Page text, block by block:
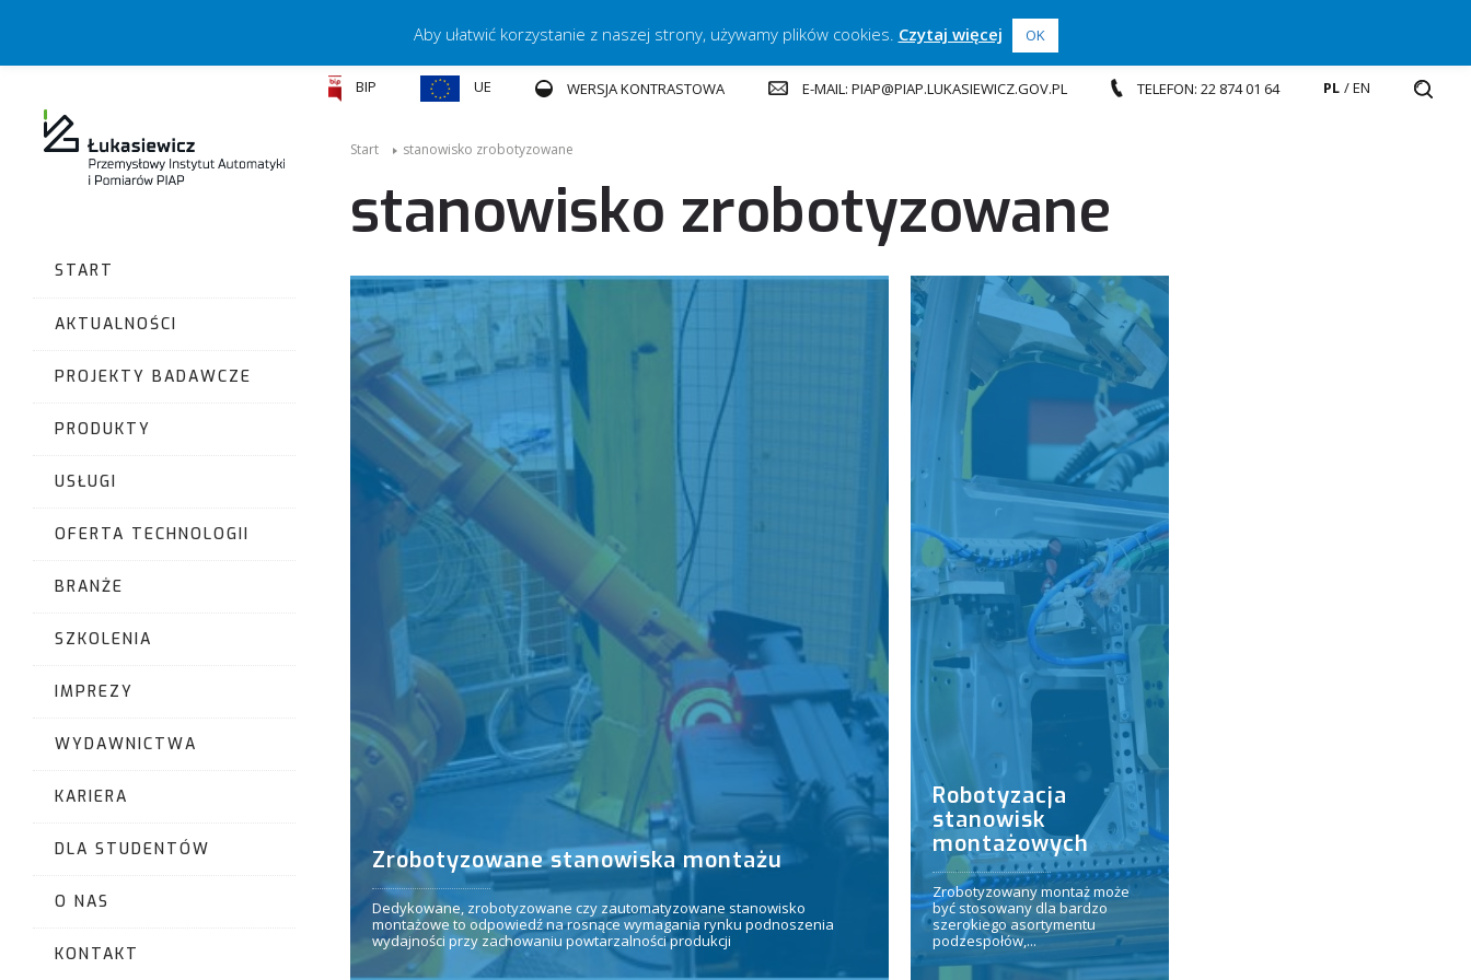
START
AKTUALNOŚCI
PROJEKTY BADAWCZE
PRODUKTY
USŁUGI
OFERTA TECHNOLOGII
BRANŻE
SZKOLENIA
IMPREZY
WYDAWNICTWA
KARIERA
DLA STUDENTÓW
O NAS
KONTAKT
BIP UE WERSJA KONTRASTOWA E-MAIL: PIAP@PIAP.LUKASIEWICZ.GOV.PL TELEFON: 22 874 01 64 PL EN
Start stanowisko zrobotyzowane
stanowisko zrobotyzowane
Zrobotyzowane stanowiska montażu
Dedykowane, zrobotyzowane czy zautomatyzowane stanowisko
montażowe to odpowiedź na rosnące wymagania rynku podnoszenia
wydajności przy zachowaniu powtarzalności produkcji
Robotyzacja
stanowisk
montażowych
Zrobotyzowany montaż może
być stosowany dla bardzo
szerokiego asortymentu
podzespołów,...
Aby ułatwić korzystanie z naszej strony, używamy plików cookies. Czytaj więcej OK